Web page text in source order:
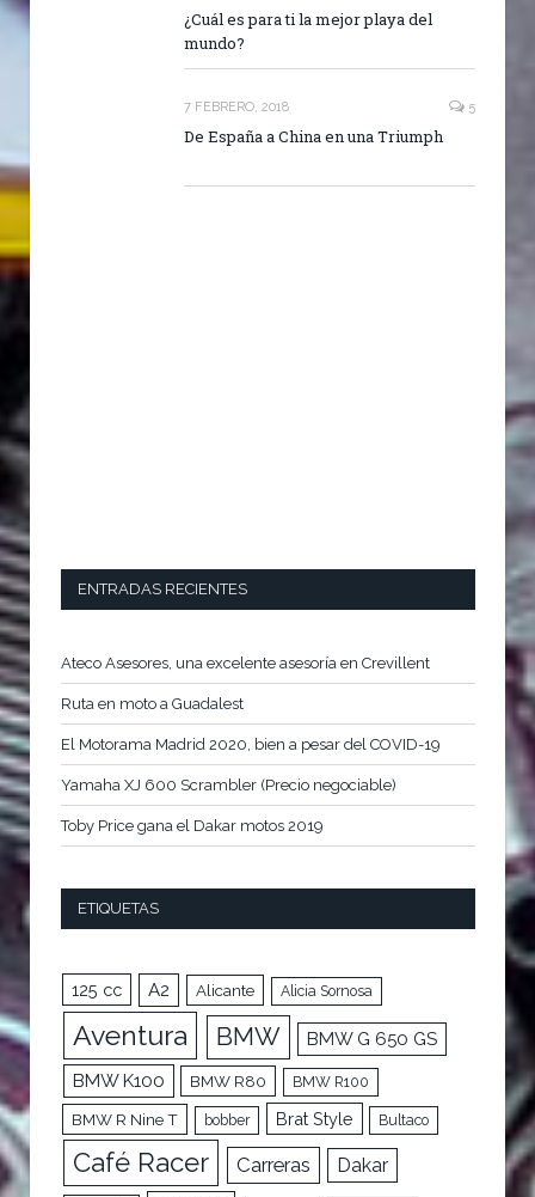
¿Cuál es para ti la mejor playa del
mundo?
7 FEBRERO, 2018 5
De España a China en una Triumph
ENTRADAS RECIENTES
Ateco Asesores, una excelente asesoría en Crevillent
Ruta en moto a Guadalest
El Motorama Madrid 2020, bien a pesar del COVID-19
Yamaha XJ 600 Scrambler (Precio negociable)
Toby Price gana el Dakar motos 2019
ETIQUETAS
125 cc A2 Alicante Alicia Sornosa
Aventura BMW
BMW G 650 GS
BMW K100
BMW R80 BMW R100
BMW R Nine T bobber Brat Style Bultaco
Café Racer Carreras Dakar